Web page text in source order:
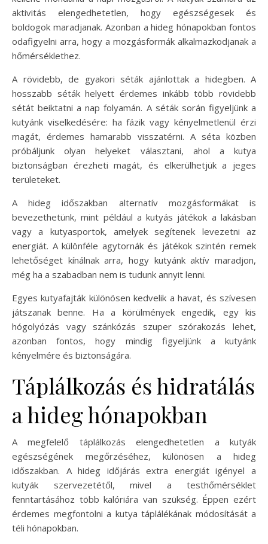
aktivitás elengedhetetlen, hogy egészségesek és
boldogok maradjanak. Azonban a hideg hónapokban fontos
odafigyelni arra, hogy a mozgásformák alkalmazkodjanak a
hőmérséklethez.
A rövidebb, de gyakori séták ajánlottak a hidegben. A
hosszabb séták helyett érdemes inkább több rövidebb
sétát beiktatni a nap folyamán. A séták során figyeljünk a
kutyánk viselkedésére: ha fázik vagy kényelmetlenül érzi
magát, érdemes hamarabb visszatérni. A séta közben
próbáljunk olyan helyeket választani, ahol a kutya
biztonságban érezheti magát, és elkerülhetjük a jeges
területeket.
A hideg időszakban alternatív mozgásformákat is
bevezethetünk, mint például a kutyás játékok a lakásban
vagy a kutyasportok, amelyek segítenek levezetni az
energiát. A különféle agytornák és játékok szintén remek
lehetőséget kínálnak arra, hogy kutyánk aktív maradjon,
még ha a szabadban nem is tudunk annyit lenni.
Egyes kutyafajták különösen kedvelik a havat, és szívesen
játszanak benne. Ha a körülmények engedik, egy kis
hógolyózás vagy szánkózás szuper szórakozás lehet,
azonban fontos, hogy mindig figyeljünk a kutyánk
kényelmére és biztonságára.
Táplálkozás és hidratálás
a hideg hónapokban
A megfelelő táplálkozás elengedhetetlen a kutyák
egészségének megőrzéséhez, különösen a hideg
időszakban. A hideg időjárás extra energiát igényel a
kutyák szervezetétől, mivel a testhőmérséklet
fenntartásához több kalóriára van szükség. Éppen ezért
érdemes megfontolni a kutya táplálékának módosítását a
téli hónapokban.